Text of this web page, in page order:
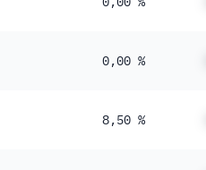
0,00 %
8,50 %